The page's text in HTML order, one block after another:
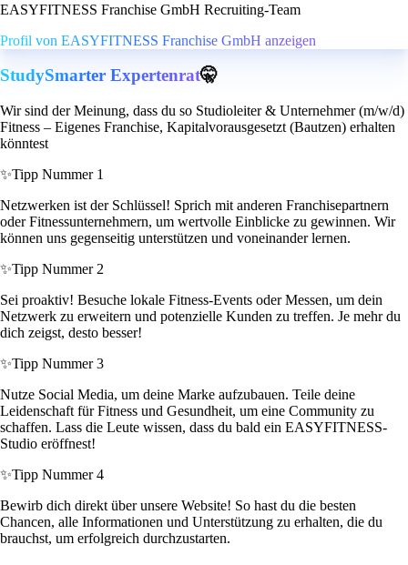
EASYFITNESS Franchise GmbH Recruiting-Team
Profil von EASYFITNESS Franchise GmbH anzeigen
StudySmarter Expertenrat🤫
Wir sind der Meinung, dass du so Studioleiter & Unternehmer (m/w/d)
Fitness – Eigenes Franchise, Kapitalvorausgesetzt (Bautzen) erhalten
könntest
✨Tipp Nummer 1
Netzwerken ist der Schlüssel! Sprich mit anderen Franchisepartnern
oder Fitnessunternehmern, um wertvolle Einblicke zu gewinnen. Wir
können uns gegenseitig unterstützen und voneinander lernen.
✨Tipp Nummer 2
Sei proaktiv! Besuche lokale Fitness-Events oder Messen, um dein
Netzwerk zu erweitern und potenzielle Kunden zu treffen. Je mehr du
dich zeigst, desto besser!
✨Tipp Nummer 3
Nutze Social Media, um deine Marke aufzubauen. Teile deine
Leidenschaft für Fitness und Gesundheit, um eine Community zu
schaffen. Lass die Leute wissen, dass du bald ein EASYFITNESS-
Studio eröffnest!
✨Tipp Nummer 4
Bewirb dich direkt über unsere Website! So hast du die besten
Chancen, alle Informationen und Unterstützung zu erhalten, die du
brauchst, um erfolgreich durchzustarten.